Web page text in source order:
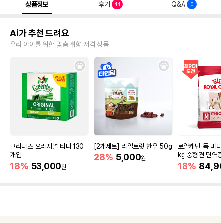
상품정보 후기 44 Q&A 0
Ai가 추천 드려요
우리 아이를 위한 맞춤 취향 저격 상품
그리니즈 오리지널 티니 130
개입
18% 53,000원
[2개세트] 리얼트릿 한우 50g
28% 5,000원
로얄캐닌 독 미
kg 중형견 면역
18%